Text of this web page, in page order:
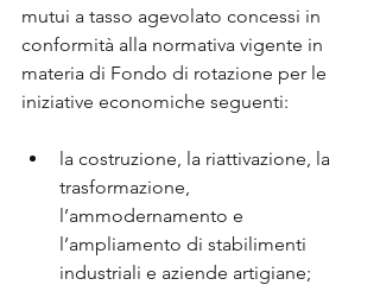
mutui a tasso agevolato concessi in
conformità alla normativa vigente in
materia di Fondo di rotazione per le
iniziative economiche seguenti:
la costruzione, la riattivazione, la
trasformazione,
l’ammodernamento e
l’ampliamento di stabilimenti
industriali e aziende artigiane;